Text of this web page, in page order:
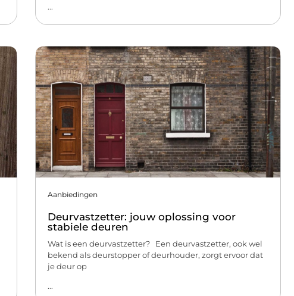
...
Aanbiedingen
Deurvastzetter: jouw oplossing voor
stabiele deuren
Wat is een deurvastzetter? Een deurvastzetter, ook wel
bekend als deurstopper of deurhouder, zorgt ervoor dat
je deur op
...